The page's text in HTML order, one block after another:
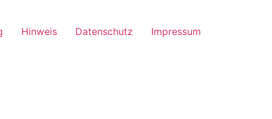
Hinweis Datenschutz Impressum